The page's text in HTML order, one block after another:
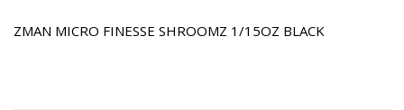
ZMAN MICRO FINESSE SHROOMZ 1/15OZ BLACK